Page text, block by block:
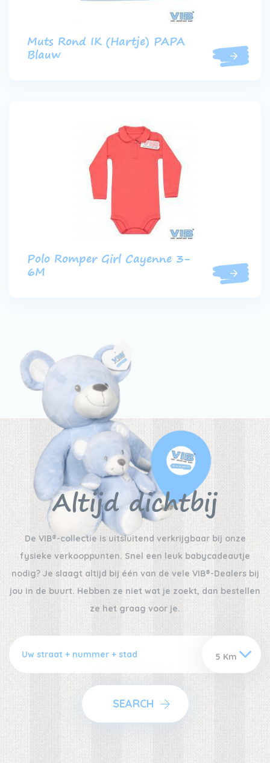
Muts Rond IK (Hartje) PAPA
Blauw
Polo Romper Girl Cayenne 3-
6M
Altijd dichtbij
De VIB®-collectie is uitsluitend verkrijgbaar bij onze
fysieke verkooppunten. Snel een leuk babycadeautje
nodig? Je slaagt altijd bij één van de vele VIB®-Dealers bij
jou in de buurt. Hebben ze niet wat je zoekt, dan bestellen
ze het graag voor je.
SEARCH